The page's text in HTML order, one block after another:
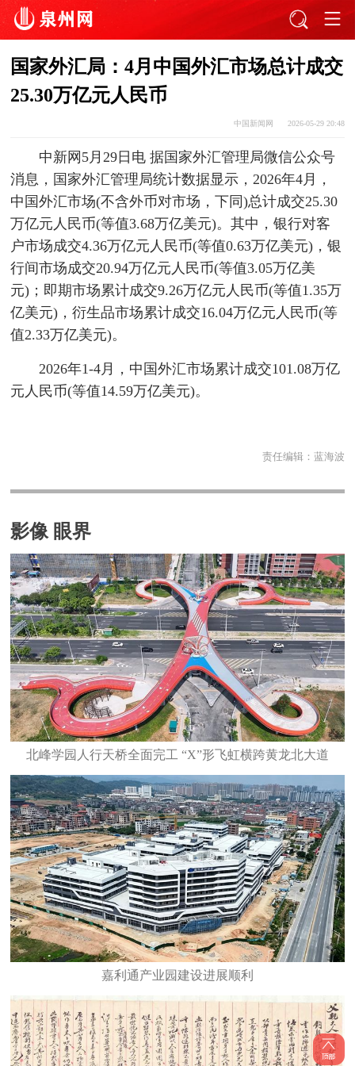
国家外汇局：4月中国外汇市场总计成交
25.30万亿元人民币
中国新闻网 2026-05-29 20:48
中新网5月29日电 据国家外汇管理局微信公众号
消息，国家外汇管理局统计数据显示，2026年4月，
中国外汇市场(不含外币对市场，下同)总计成交25.30
万亿元人民币(等值3.68万亿美元)。其中，银行对客
户市场成交4.36万亿元人民币(等值0.63万亿美元)，银
行间市场成交20.94万亿元人民币(等值3.05万亿美
元)；即期市场累计成交9.26万亿元人民币(等值1.35万
亿美元)，衍生品市场累计成交16.04万亿元人民币(等
值2.33万亿美元)。
2026年1-4月，中国外汇市场累计成交101.08万亿
元人民币(等值14.59万亿美元)。
责任编辑： 蓝海波
影像 眼界
北峰学园人行天桥全面完工 “X”形飞虹横跨黄龙北大道
嘉利通产业园建设进展顺利